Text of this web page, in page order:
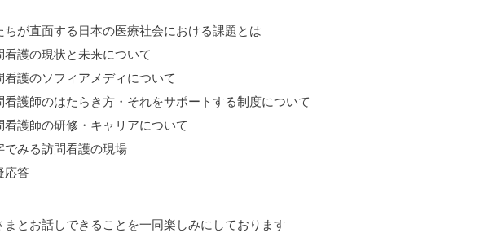
ちが直面する日本の医療社会における課題とは
看護の現状と未来について
看護のソフィアメディについて
看護師のはたらき方・それをサポートする制度について
看護師の研修・キャリアについて
でみる訪問看護の現場
応答
まとお話しできることを一同楽しみにしております